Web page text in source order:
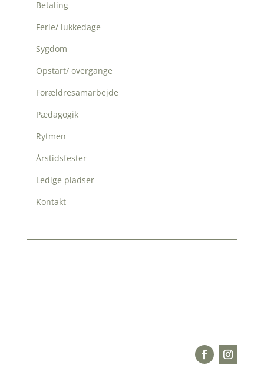
Betaling
Ferie/ lukkedage
Sygdom
Opstart/ overgange
Forældresamarbejde
Pædagogik
Rytmen
Årstidsfester
Ledige pladser
Kontakt